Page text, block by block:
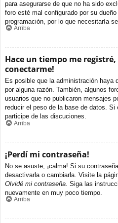
para asegurarse de que no ha sido
foro esté mal configurado por su
programación, por lo que necesitaría
Arriba
Hace un tiempo me
conectarme!
Es posible que la administración haya
por alguna razón. También, algunos
usuarios que no publicaron mensajes
reducir el peso de la base de datos.
participe de las discuciones.
Arriba
¡Perdí mi contraseña!
No se asuste, ¡calma! Si su
desactivarla o cambiarla. Visite la
Olvidé mi contraseña . Siga las
nuevamente en muy poco tiempo.
Arriba